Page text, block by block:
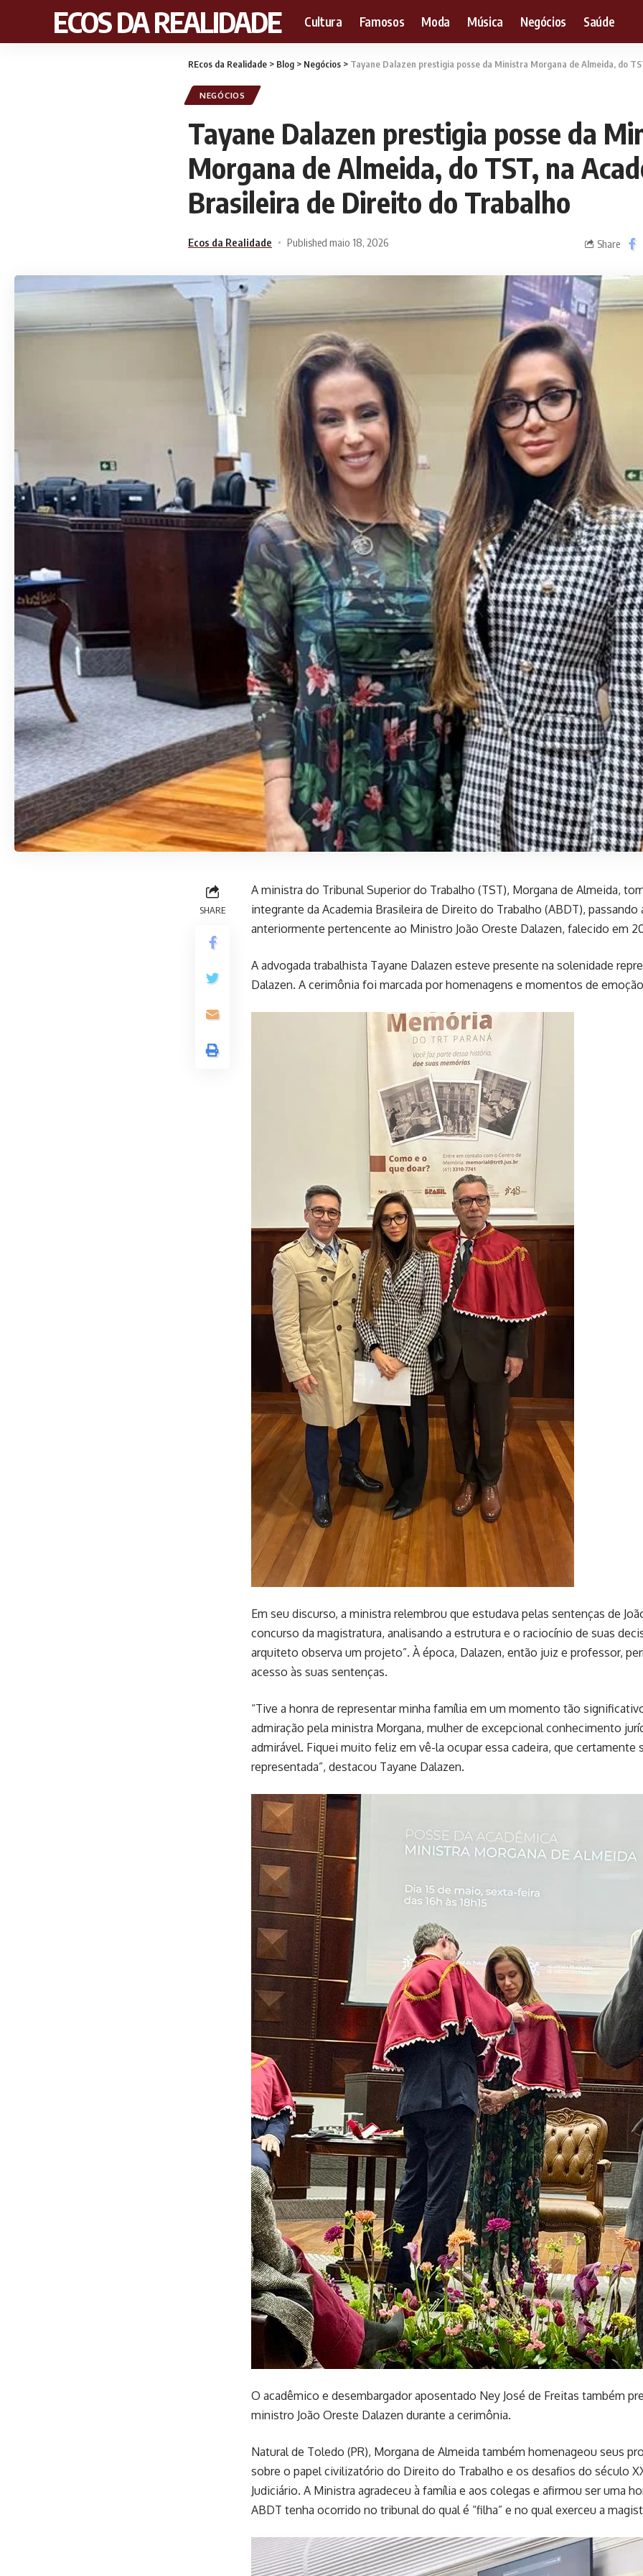
RECOS DA REALIDADE Cultura Famosos Moda Música Negócios Saúde
REcos da Realidade > Blog > Negócios > Tayane Dalazen prestigia posse da Ministra Morgana de Almeida, do TST, na
NEGÓCIOS
Tayane Dalazen prestigia posse da
Morgana de Almeida, do TST, na
Brasileira de Direito do Trabalho
Ecos da Realidade Published maio 18, 2026 Share
SHARE
A ministra do Tribunal Superior do Trabalho (TST), Morgana de Almeida,
integrante da Academia Brasileira de Direito do Trabalho (ABDT), passando
anteriormente pertencente ao Ministro João Oreste Dalazen, falecido em
A advogada trabalhista Tayane Dalazen esteve presente na solenidade
Dalazen. A cerimônia foi marcada por homenagens e momentos de
Em seu discurso, a ministra relembrou que estudava pelas sentenças de
concurso da magistratura, analisando a estrutura e o raciocínio de suas
arquiteto observa um projeto”. À época, Dalazen, então juiz e professor,
acesso às suas sentenças.
“Tive a honra de representar minha família em um momento tão
admiração pela ministra Morgana, mulher de excepcional conhecimento
admirável. Fiquei muito feliz em vê-la ocupar essa cadeira, que certamente
representada”, destacou Tayane Dalazen.
O acadêmico e desembargador aposentado Ney José de Freitas também
ministro João Oreste Dalazen durante a cerimônia.
Natural de Toledo (PR), Morgana de Almeida também homenageou seus
sobre o papel civilizatório do Direito do Trabalho e os desafios do século
Judiciário. A Ministra agradeceu à família e aos colegas e afirmou ser uma
ABDT tenha ocorrido no tribunal do qual é “filha” e no qual exerceu a